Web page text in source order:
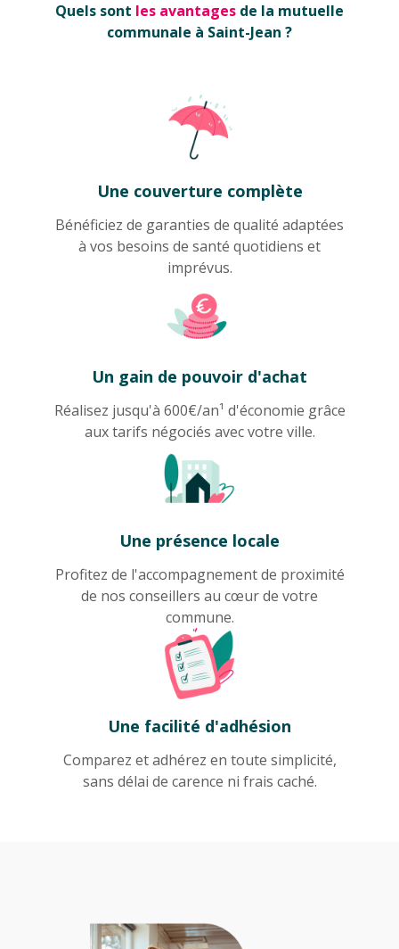
Quels sont les avantages de la mutuelle
communale à Saint-Jean ?
Une couverture complète
Bénéficiez de garanties de qualité adaptées
à vos besoins de santé quotidiens et
imprévus.
Un gain de pouvoir d'achat
Réalisez jusqu'à 600€/an¹ d'économie grâce
aux tarifs négociés avec votre ville.
Une présence locale
Profitez de l'accompagnement de proximité
de nos conseillers au cœur de votre
commune.
Une facilité d'adhésion
Comparez et adhérez en toute simplicité,
sans délai de carence ni frais caché.